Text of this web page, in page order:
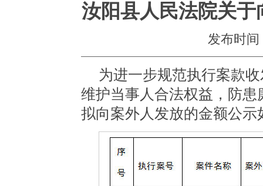
汝阳县人民法院关
发布时间
为进一步规范执行案款
维护当事人合法权益，防患
拟向案外人发放的金额公示